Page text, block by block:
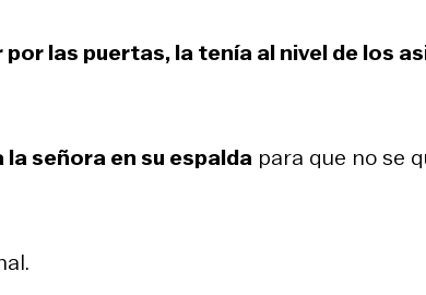
las puertas, la tenía al nivel de los
señora en su espalda para que no se